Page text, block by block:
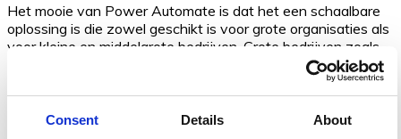
Consent Details About
Het mooie van Power Automate is dat het een schaalbare
oplossing is die zowel geschikt is voor grote organisaties als
voor kleine en middelgrote bedrijven. Grote bedrijven zoals
Rabobank, Eneco, NS, Heineken, KLM maken er gebruik van.
Maar er zijn veel MKB-bedrijven die Power Automate
gebruiken om hun workflows te automatiseren om: